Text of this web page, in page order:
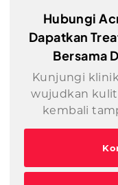
Hubungi
Dapatkan
Bersama
Kunjungi
wujudkan
kembali